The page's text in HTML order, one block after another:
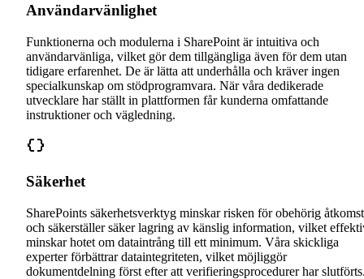
Användarvänlighet
Funktionerna och modulerna i SharePoint är intuitiva och
användarvänliga, vilket gör dem tillgängliga även för dem utan
tidigare erfarenhet. De är lätta att underhålla och kräver ingen
specialkunskap om stödprogramvara. När våra dedikerade
utvecklare har ställt in plattformen får kunderna omfattande
instruktioner och vägledning.
Säkerhet
SharePoints säkerhetsverktyg minskar risken för obehörig åtkomst
och säkerställer säker lagring av känslig information, vilket
minskar hotet om dataintrång till ett minimum. Våra skickliga
experter förbättrar dataintegriteten, vilket möjliggör
dokumentdelning först efter att verifieringsprocedurer har